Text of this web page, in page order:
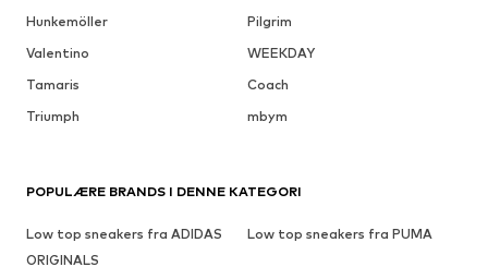
Hunkemöller
Pilgrim
Valentino
WEEKDAY
Tamaris
Coach
Triumph
mbym
POPULÆRE BRANDS I DENNE KATEGORI
Low top sneakers fra ADIDAS
ORIGINALS
Low top sneakers fra PUMA